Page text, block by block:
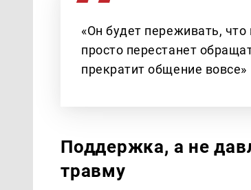
«Он будет переживать,
просто перестанет
прекратит общение вовсе»
Поддержка, а не
травму